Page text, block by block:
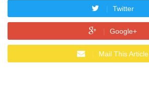
Twitter
Google+
Mail This Article